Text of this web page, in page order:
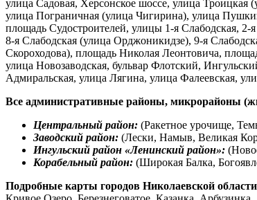
улица Садовая, Херсонское шоссе, улица
улица Пограничная (улица Чигирина), улица
площадь Судостроителей, улицы 1-я Слабодская, 2-
8-я Слабодская (улица Орджоникидзе), 9-я
Скороходова), площадь Николая Леонтовича,
улица Новозаводская, бульвар Флотский,
Адмиральская, улица Лягина, улица Фалеевская,
Все административные районы, микрорайоны
Центральный район: (Ракетное урочище,
Заводский район: (Лески, Намыв, Великая
Ингульский район «Ленинский район»:
Корабельный район: (Широкая Балка,
Подробные карты городов Николаевской